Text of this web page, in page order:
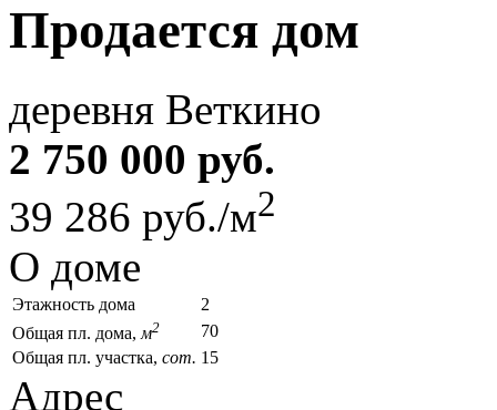
Продается дом
деревня Веткино
2 750 000 руб.
39 286 руб./м2
О доме
Этажность дома
2
Общая пл. дома, м2
70
Общая пл. участка, сот. 15
Адрес